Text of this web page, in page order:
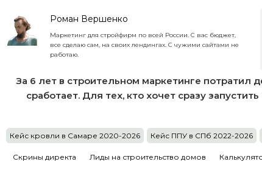
Роман Вершенко
Маркетинг для стройфирм по всей России. С вас бюджет,
все сделаю сам, на своих лендингах. С чужими сайтами не
работаю.
За 6 лет в строительном маркетинге потратил
сработает. Для тех, кто хочет сразу
Кейс кровли в Самаре 2020-2026 Кейс ППУ в СПб 2022-2026
Скрины директа Лиды на строительство домов